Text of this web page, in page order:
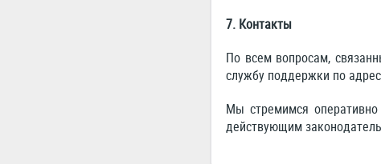
7. Контакты
По всем вопросам,
службу поддержки по
Мы стремимся
действующим